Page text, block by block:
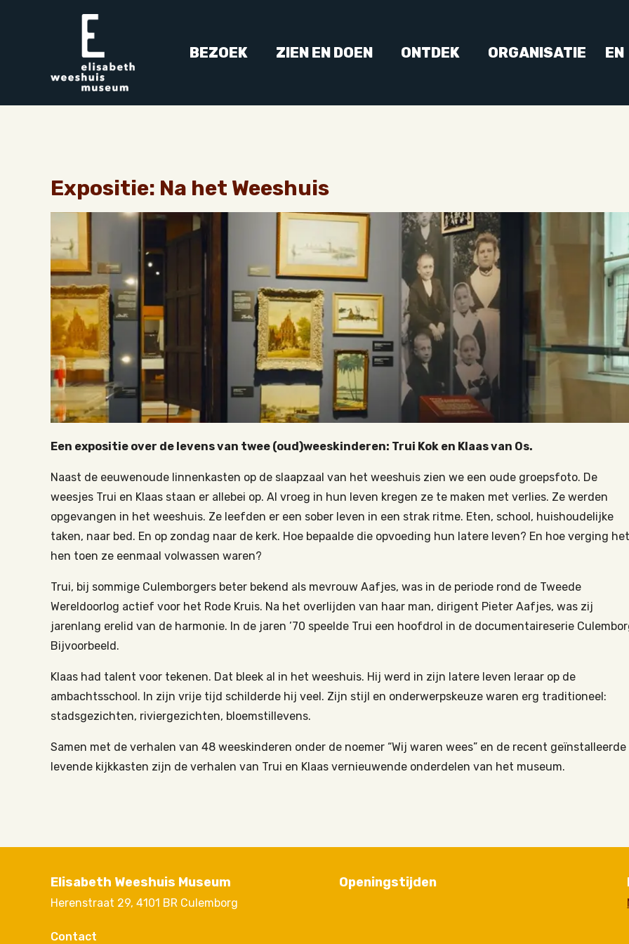
BEZOEK ZIEN EN DOEN ONTDEK ORGANISATIE EN
Expositie: Na het Weeshuis
Een expositie over de levens van twee (oud)weeskinderen: Trui Kok en Klaas van Os.
Naast de eeuwenoude linnenkasten op de slaapzaal van het weeshuis zien we een oude groepsfoto. De
weesjes Trui en Klaas staan er allebei op. Al vroeg in hun leven kregen ze te maken met verlies. Ze werden
opgevangen in het weeshuis. Ze leefden er een sober leven in een strak ritme. Eten, school, huishoudelijke
taken, naar bed. En op zondag naar de kerk. Hoe bepaalde die opvoeding hun latere leven? En hoe verging het
hen toen ze eenmaal volwassen waren?
Trui, bij sommige Culemborgers beter bekend als mevrouw Aafjes, was in de periode rond de Tweede
Wereldoorlog actief voor het Rode Kruis. Na het overlijden van haar man, dirigent Pieter Aafjes, was zij
jarenlang erelid van de harmonie. In de jaren ’70 speelde Trui een hoofdrol in de documentaireserie
Bijvoorbeeld.
Klaas had talent voor tekenen. Dat bleek al in het weeshuis. Hij werd in zijn latere leven leraar op de
ambachtsschool. In zijn vrije tijd schilderde hij veel. Zijn stijl en onderwerpskeuze waren erg traditioneel:
stadsgezichten, riviergezichten, bloemstillevens.
Samen met de verhalen van 48 weeskinderen onder de noemer “Wij waren wees” en de recent geïnstalleerde
levende kijkkasten zijn de verhalen van Trui en Klaas vernieuwende onderdelen van het museum.
Elisabeth Weeshuis Museum
Herenstraat 29, 4101 BR Culemborg
Contact
Openingstijden